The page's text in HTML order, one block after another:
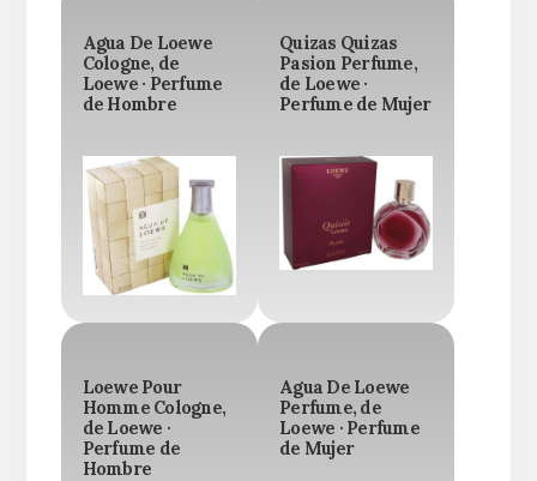
Agua De Loewe
Cologne, de
Loewe · Perfume
de Hombre
Quizas Quizas
Pasion Perfume,
de Loewe ·
Perfume de Mujer
Loewe Pour
Homme Cologne,
de Loewe ·
Perfume de
Hombre
Agua De Loewe
Perfume, de
Loewe · Perfume
de Mujer